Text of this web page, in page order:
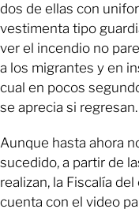
dos de ellas con
vestimenta tipo
ver el incendio no
a los migrantes y en
cual en pocos
se aprecia si regresan.
Aunque hasta ahora
sucedido, a partir de
realizan, la Fiscalía
cuenta con el video